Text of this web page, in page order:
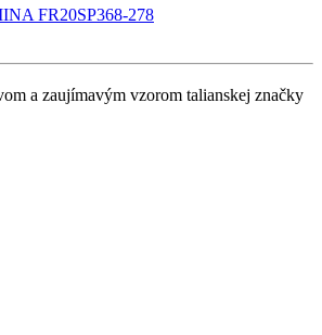
FR20SP368-278
a zaujímavým vzorom talianskej značky